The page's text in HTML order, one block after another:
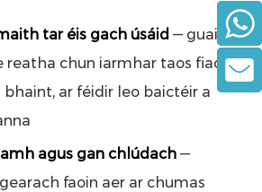
tar éis gach úsáid — guairí a
reatha chun iarmhar taos fiacla
bhaint, ar féidir leo baictéir a
agus gan chlúdach —
faoin aer ar chumas